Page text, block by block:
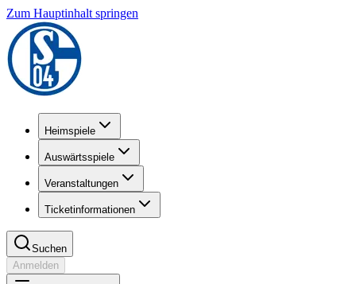
Zum Hauptinhalt springen
Heimspiele
Auswärtsspiele
Veranstaltungen
Ticketinformationen
Suchen
Anmelden